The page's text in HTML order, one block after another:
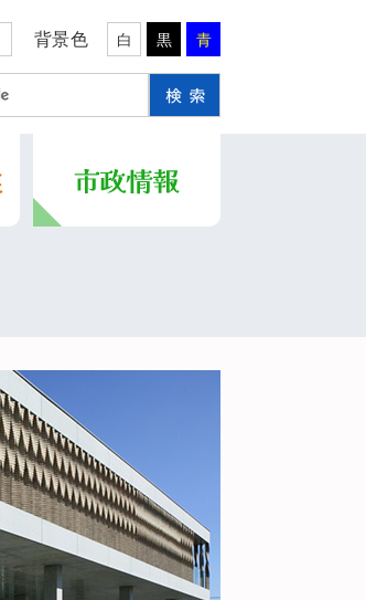
背景色 白 黒 青